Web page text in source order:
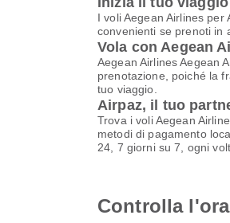
I voli Aegean Airlines
convenienti se prenoti in
Vola con Aegean
Aegean Airlines Aegean
prenotazione, poiché la
tuo viaggio.
Airpaz, il tuo
Trova i voli Aegean
metodi di pagamento
24, 7 giorni su 7, ogni
Controlla